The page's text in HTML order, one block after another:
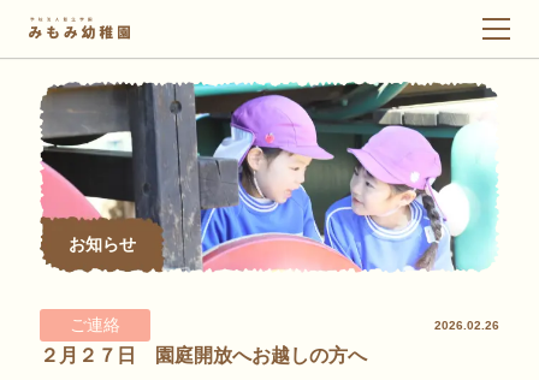
メ
お知らせ
２月２７日 園庭開放へお越しの方へ
ご連絡 2026.02.26